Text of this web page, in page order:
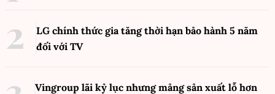
LG chính thức gia tăng thời hạn bảo hành 5 năm
đối với TV
Vingroup lãi kỷ lục nhưng mảng sản xuất lỗ hơn